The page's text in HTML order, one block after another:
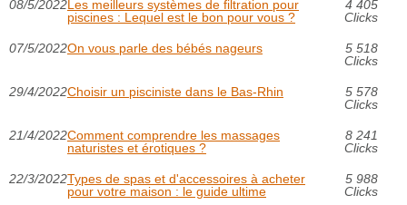
08/5/2022Les meilleurs systèmes de filtration pour
piscines : Lequel est le bon pour vous ?
4 405
Clicks
07/5/2022On vous parle des bébés nageurs
5 518
Clicks
29/4/2022Choisir un pisciniste dans le Bas-Rhin
5 578
Clicks
21/4/2022Comment comprendre les massages
naturistes et érotiques ?
8 241
Clicks
22/3/2022Types de spas et d'accessoires à acheter
pour votre maison : le guide ultime
5 988
Clicks